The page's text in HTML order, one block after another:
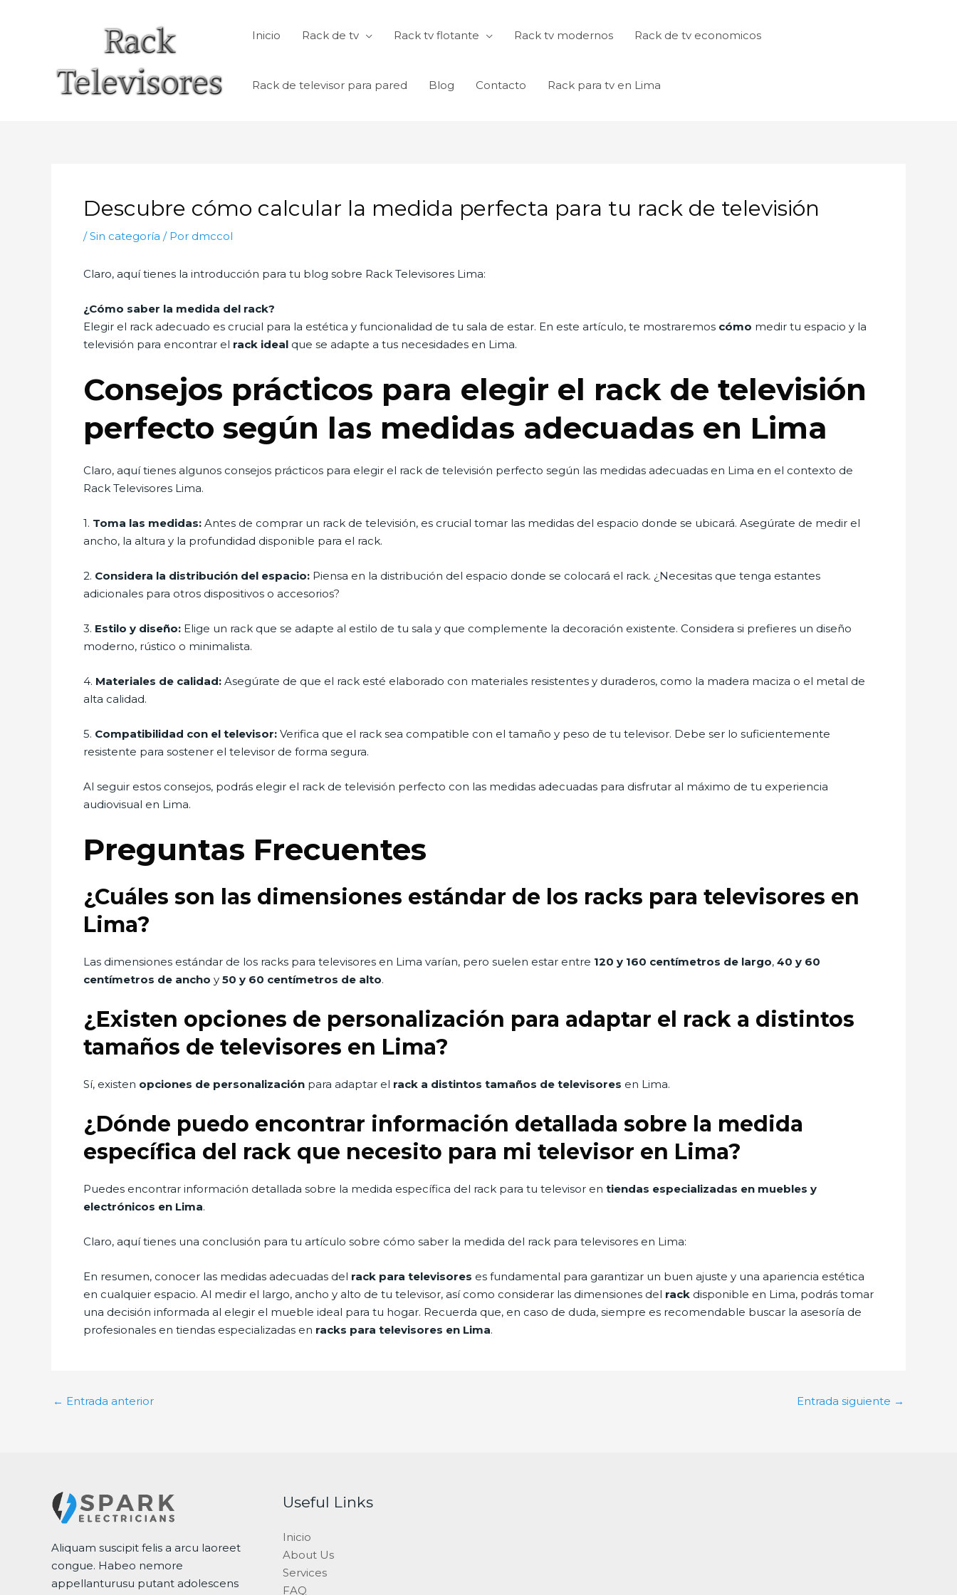
Inicio Rack de tv Rack tv flotante Rack tv modernos Rack de tv economicos
Rack de televisor para pared Blog Contacto Rack para tv en Lima
Descubre cómo calcular la medida perfecta para tu rack de televisión
/Sin categoría / Por dmccol
Claro, aquí tienes la introducción para tu blog sobre Rack Televisores Lima:
¿Cómo saber la medida del rack?
Elegir el rack adecuado es crucial para la estética y funcionalidad de tu sala de estar. En este artículo, te mostraremos cómo medir tu espacio y la
televisión para encontrar el rack ideal que se adapte a tus necesidades en Lima.
Consejos prácticos para elegir el rack de televisión
perfecto según las medidas adecuadas en Lima
Claro, aquí tienes algunos consejos prácticos para elegir el rack de televisión perfecto según las medidas adecuadas en Lima en el contexto de
Rack Televisores Lima.
1. Toma las medidas: Antes de comprar un rack de televisión, es crucial tomar las medidas del espacio donde se ubicará. Asegúrate de medir el
ancho, la altura y la profundidad disponible para el rack.
2. Considera la distribución del espacio: Piensa en la distribución del espacio donde se colocará el rack. ¿Necesitas que tenga estantes
adicionales para otros dispositivos o accesorios?
3. Estilo y diseño: Elige un rack que se adapte al estilo de tu sala y que complemente la decoración existente. Considera si prefieres un diseño
moderno, rústico o minimalista.
4. Materiales de calidad: Asegúrate de que el rack esté elaborado con materiales resistentes y duraderos, como la madera maciza o el metal de
alta calidad.
5. Compatibilidad con el televisor: Verifica que el rack sea compatible con el tamaño y peso de tu televisor. Debe ser lo suficientemente
resistente para sostener el televisor de forma segura.
Al seguir estos consejos, podrás elegir el rack de televisión perfecto con las medidas adecuadas para disfrutar al máximo de tu experiencia
audiovisual en Lima.
Preguntas Frecuentes
¿Cuáles son las dimensiones estándar de los racks para televisores en
Lima?
Las dimensiones estándar de los racks para televisores en Lima varían, pero suelen estar entre 120 y 160 centímetros de largo, 40 y 60
centímetros de ancho y 50 y 60 centímetros de alto.
¿Existen opciones de personalización para adaptar el rack a distintos
tamaños de televisores en Lima?
Sí, existen opciones de personalización para adaptar el rack a distintos tamaños de televisores en Lima.
¿Dónde puedo encontrar información detallada sobre la medida
específica del rack que necesito para mi televisor en Lima?
Puedes encontrar información detallada sobre la medida específica del rack para tu televisor en tiendas especializadas en muebles y
electrónicos en Lima.
Claro, aquí tienes una conclusión para tu artículo sobre cómo saber la medida del rack para televisores en Lima:
En resumen, conocer las medidas adecuadas del rack para televisores es fundamental para garantizar un buen ajuste y una apariencia estética
en cualquier espacio. Al medir el largo, ancho y alto de tu televisor, así como considerar las dimensiones del rack disponible en Lima, podrás tomar
una decisión informada al elegir el mueble ideal para tu hogar. Recuerda que, en caso de duda, siempre es recomendable buscar la asesoría de
profesionales en tiendas especializadas en racks para televisores en Lima.
← Entrada anterior Entrada siguiente →
Aliquam suscipit felis a arcu laoreet
congue. Habeo nemore
appellanturusu putant adolescens
Useful Links
Inicio
About Us
Services
FAQ